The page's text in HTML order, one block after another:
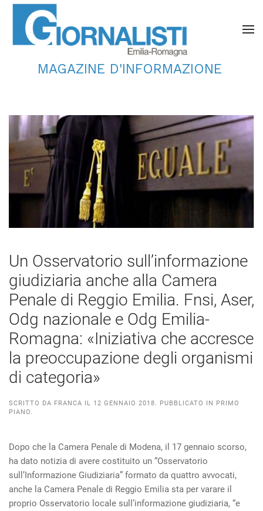
MAGAZINE D'INFORMAZIONE
Un Osservatorio sull’informazione
giudiziaria anche alla Camera
Penale di Reggio Emilia. Fnsi, Aser,
Odg nazionale e Odg Emilia-
Romagna: «Iniziativa che accresce
la preoccupazione degli organismi
di categoria»
SCRITTO DA FRANCA IL 12 GENNAIO 2018. PUBBLICATO IN PRIMO
PIANO.
Dopo che la Camera Penale di Modena, il 17 gennaio scorso,
ha dato notizia di avere costituito un “Osservatorio
sull’Informazione Giudiziaria” formato da quattro avvocati,
anche la Camera Penale di Reggio Emilia sta per varare il
proprio Osservatorio locale sull’informazione giudiziaria, “e